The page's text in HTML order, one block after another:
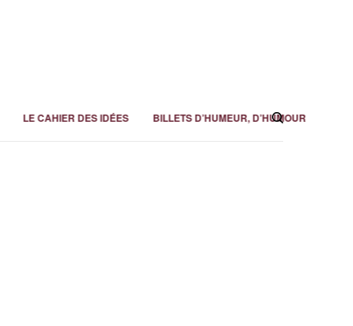
LE CAHIER DES IDÉES BILLETS D’HUMEUR, D’HUMOUR